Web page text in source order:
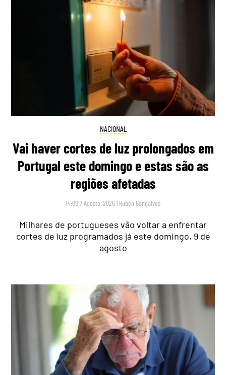
NACIONAL
Vai haver cortes de luz prolongados em
Portugal este domingo e estas são as
regiões afetadas
14:00 7 Agosto, 2026 | Rubén Gonçalves
Milhares de portugueses vão voltar a enfrentar
cortes de luz programados já este domingo, 9 de
agosto